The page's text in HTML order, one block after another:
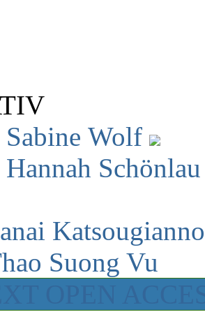
Wolf
Suong Vu